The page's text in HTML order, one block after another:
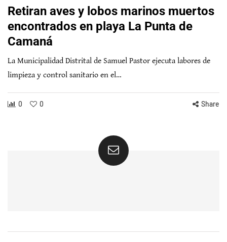
Retiran aves y lobos marinos muertos
encontrados en playa La Punta de
Camaná
La Municipalidad Distrital de Samuel Pastor ejecuta labores de
limpieza y control sanitario en el…
0 0 Share